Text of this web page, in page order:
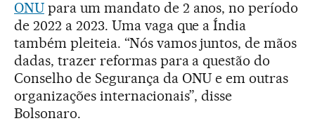
ONUpara um mandato de 2 anos, no período
de 2022 a 2023. Uma vaga que a Índia
também pleiteia. “Nós vamos juntos, de mãos
dadas, trazer reformas para a questão do
Conselho de Segurança da ONU e em outras
organizações internacionais”, disse
Bolsonaro.